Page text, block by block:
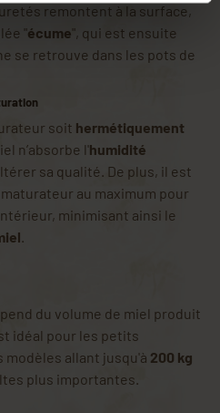
remontent à la surface,
"écume ", qui est ensuite
se retrouve dans les pots de
soit hermétiquement
n’absorbe l'humidité
sa qualité. De plus, il est
au maximum pour
minimisant ainsi le
.
du volume de miel produit
idéal pour les petits
allant jusqu'à 200 kg
plus importantes.